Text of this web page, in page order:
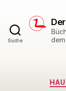
Suche